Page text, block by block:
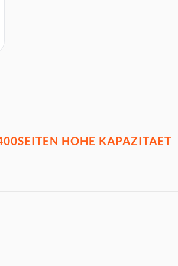
HOHE KAPAZITAET